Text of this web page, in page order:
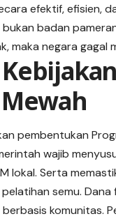
efektif, efisien,
badan
maka negara gagal
pembentukan
wajib
lokal. Serta
semu.
komunitas.